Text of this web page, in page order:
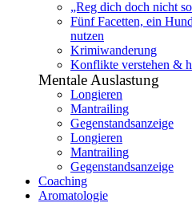
„Reg dich doch nicht
Fünf Facetten, ein
nutzen
Krimiwanderung
Konflikte verstehen &
Mentale Auslastung
Longieren
Mantrailing
Gegenstandsanzeige
Longieren
Mantrailing
Gegenstandsanzeige
Coaching
Aromatologie